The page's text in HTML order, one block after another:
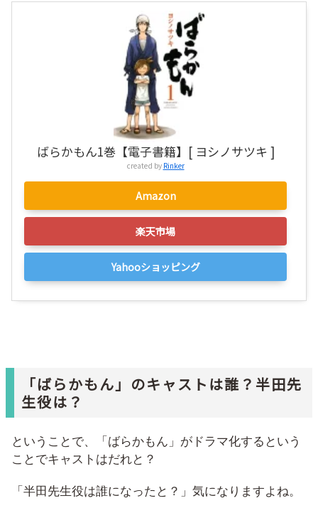
ばらかもん1巻【電子書籍】[ ヨシノサツキ ]
created by Rinker
Amazon
楽天市場
Yahooショッピング
「ばらかもん」のキャストは誰？半田先
生役は？
ということで、「ばらかもん」がドラマ化するという
ことでキャストはだれと？
「半田先生役は誰になったと？」気になりますよね。